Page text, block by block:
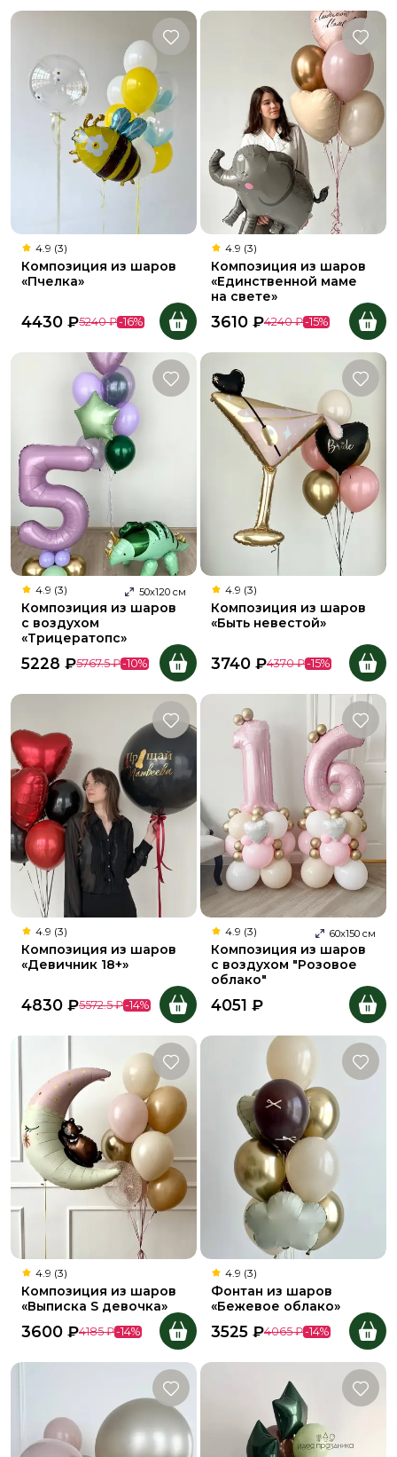
4.9 (3)
Композиция из шаров
«Пчелка»
4430 ₽5240 ₽-16%
4.9 (3)
Композиция из шаров
«Единственной маме
на свете»
3610 ₽4240 ₽-15%
4.9 (3) 50х120 см
Композиция из шаров
с воздухом
«Трицератопс»
5228 ₽5767.5 ₽-10%
4.9 (3)
Композиция из шаров
«Быть невестой»
3740 ₽4370 ₽-15%
4.9 (3)
Композиция из шаров
«Девичник 18+»
4830 ₽5572.5 ₽-14%
4.9 (3) 60х150 см
Композиция из шаров
с воздухом "Розовое
облако"
4051 ₽
4.9 (3)
Композиция из шаров
«Выписка S девочка»
3600 ₽4185 ₽-14%
4.9 (3)
Фонтан из шаров
«Бежевое облако»
3525 ₽4065 ₽-14%